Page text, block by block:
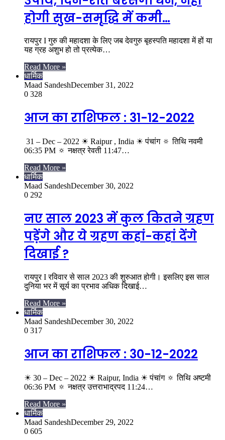
होगी सुख-समृद्धि में कमी…
रायपुर I गुरु की महादशा के लिए जब देवगुरु बृहस्पति महादशा में हों या
यह ग्रह अशुभ हो तो प्रत्येक…
Read More »
धार्मिक
Maad SandeshDecember 31, 2022
0 328
आज का राशिफल : 31-12-2022
31 – Dec – 2022 ☀ Raipur , India ☀ पंचांग 🔅 तिथि नवमी
06:35 PM 🔅 नक्षत्र रेवती 11:47…
Read More »
धार्मिक
Maad SandeshDecember 30, 2022
0 292
नए साल 2023 में कुल कितने ग्रहण
पड़ेंगे और ये ग्रहण कहां-कहां देंगे
दिखाई ?
रायपुर I रविवार से साल 2023 की शुरुआत होगी। इसलिए इस साल
दुनिया भर में सूर्य का प्रभाव अधिक दिखाई…
Read More »
धार्मिक
Maad SandeshDecember 30, 2022
0 317
आज का राशिफल : 30-12-2022
☀ 30 – Dec – 2022 ☀ Raipur, India ☀ पंचांग 🔅 तिथि अष्टमी
06:36 PM 🔅 नक्षत्र उत्तराभाद्रपद 11:24…
Read More »
धार्मिक
Maad SandeshDecember 29, 2022
0 605